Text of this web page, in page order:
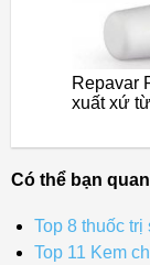
Repavar
xuất xứ
Có thể bạn
Top 8 thuốc
Top 11 Kem